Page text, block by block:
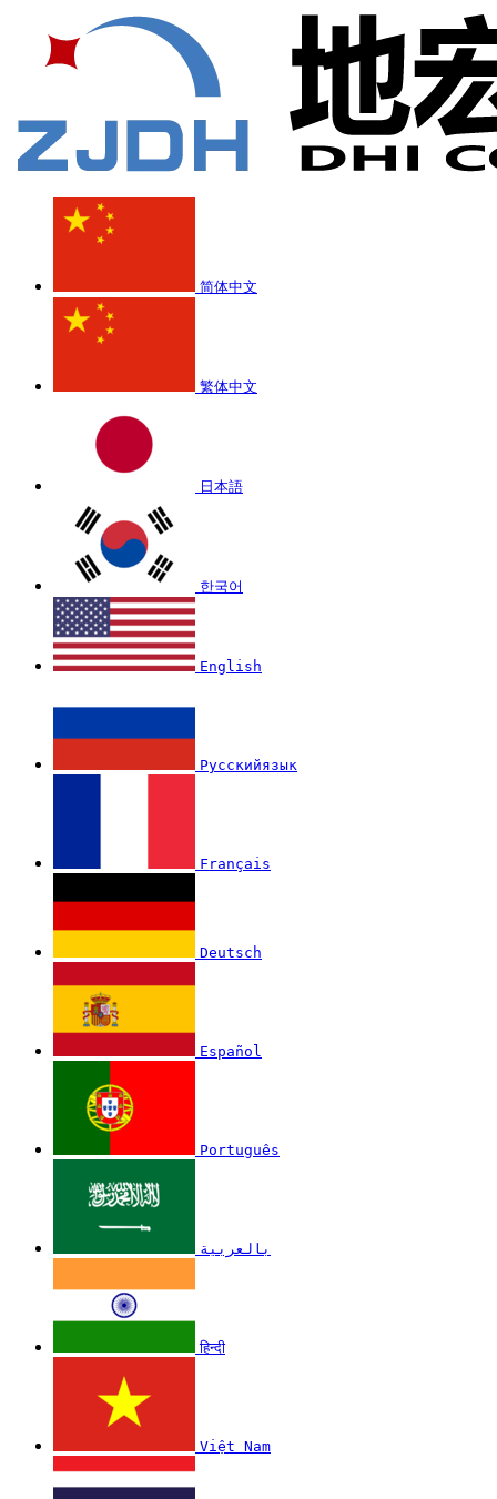
简体中文
繁体中文
日本語
한국어
English
Русскийязык
Français
Deutsch
Español
Português
بالعربية
हिन्दी
Việt Nam